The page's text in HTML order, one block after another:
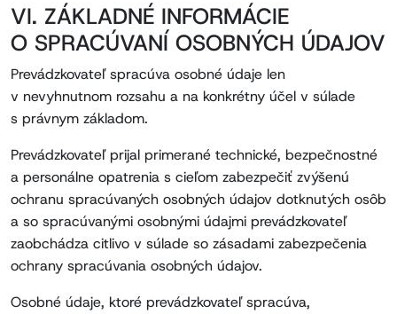
VI. ZÁKLADNÉ INFORMÁCIE
O SPRACÚVANÍ OSOBNÝCH ÚDAJOV
Prevádzkovateľ spracúva osobné údaje len
v nevyhnutnom rozsahu a na konkrétny účel v súlade
s právnym základom.
Prevádzkovateľ prijal primerané technické, bezpečnostné
a personálne opatrenia s cieľom zabezpečiť zvýšenú
ochranu spracúvaných osobných údajov dotknutých osôb
a so spracúvanými osobnými údajmi prevádzkovateľ
zaobchádza citlivo v súlade so zásadami zabezpečenia
ochrany spracúvania osobných údajov.
Osobné údaje, ktoré prevádzkovateľ spracúva,